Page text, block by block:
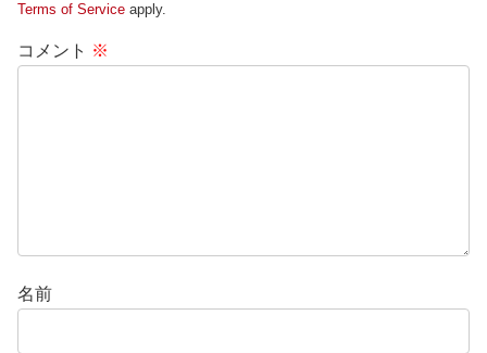
Terms of Service apply.
コメント ※
名前